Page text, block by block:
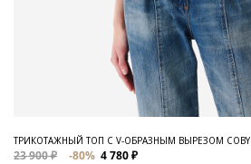
ТРИКОТАЖНЫЙ ТОП С V-ОБРАЗНЫМ ВЫРЕЗОМ COBY
23 900 ₽ -80% 4 780 ₽